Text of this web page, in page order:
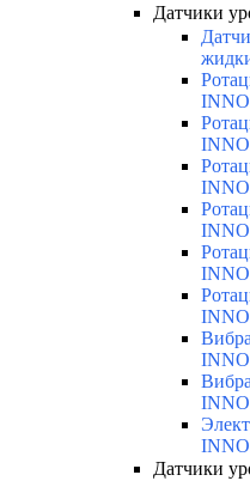
Датчики
Датчики